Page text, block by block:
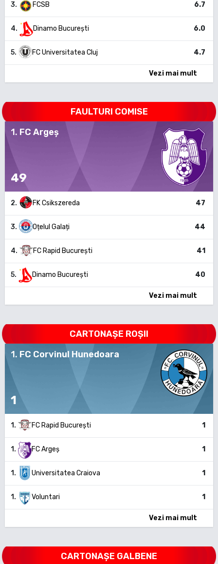
3. FCSB 6.7
4. Dinamo București 6.0
5. FC Universitatea Cluj 4.7
Vezi mai mult
FAULTURI COMISE
1. FC Argeș
49
2. FK Csikszereda 47
3. Oțelul Galați 44
4. FC Rapid București 41
5. Dinamo București 40
Vezi mai mult
CARTONAȘE ROȘII
1. FC Corvinul Hunedoara
1
1 . FC Rapid București 1
1 . FC Argeș 1
1 . Universitatea Craiova 1
1 . Voluntari 1
Vezi mai mult
CARTONAȘE GALBENE